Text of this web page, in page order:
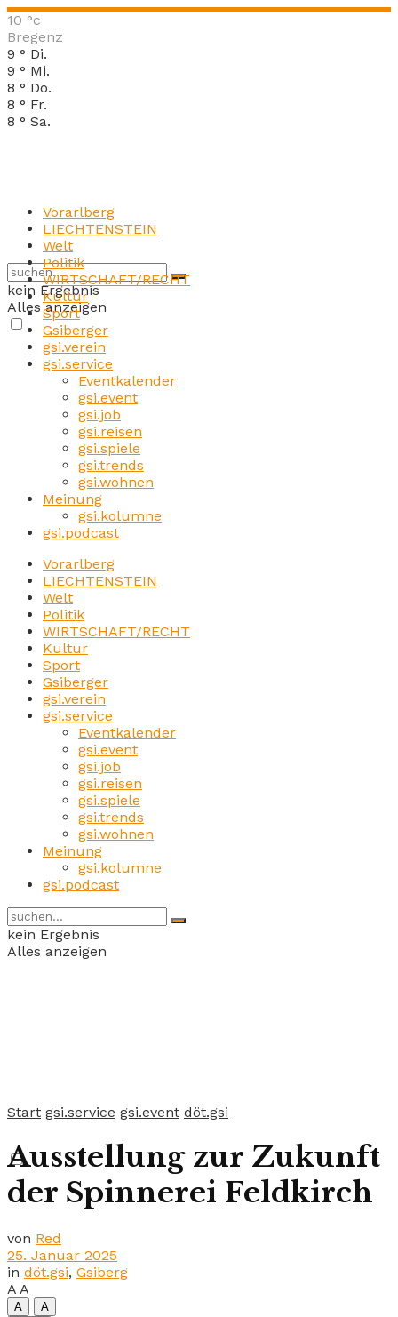
10 °c
Bregenz
9 ° Di.
9 ° Mi.
8 ° Do.
8 ° Fr.
8 ° Sa.
kein Ergebnis
Alles anzeigen
Vorarlberg
LIECHTENSTEIN
Welt
Politik
WIRTSCHAFT/RECHT
Kultur
Sport
Gsiberger
gsi.verein
gsi.service
Eventkalender
gsi.event
gsi.job
gsi.reisen
gsi.spiele
gsi.trends
gsi.wohnen
Meinung
gsi.kolumne
gsi.podcast
Vorarlberg
LIECHTENSTEIN
Welt
Politik
WIRTSCHAFT/RECHT
Kultur
Sport
Gsiberger
gsi.verein
gsi.service
Eventkalender
gsi.event
gsi.job
gsi.reisen
gsi.spiele
gsi.trends
gsi.wohnen
Meinung
gsi.kolumne
gsi.podcast
kein Ergebnis
Alles anzeigen
Start gsi.service gsi.event döt.gsi
Ausstellung zur Zukunft
der Spinnerei Feldkirch
von Red
25. Januar 2025
in döt.gsi, Gsiberg
A A
A
A